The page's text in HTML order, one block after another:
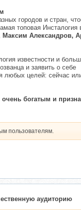
городов и стран,
топовая
Александров,
известности и
и заявить о себе
любых целей: сейчас
очень богатым и
пользователям.
аудиторию